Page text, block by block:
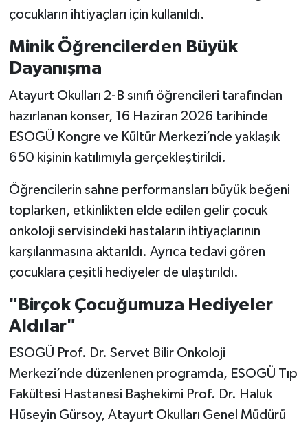
çocukların ihtiyaçları için kullanıldı.
Minik Öğrencilerden Büyük
Dayanışma
Atayurt Okulları 2-B sınıfı öğrencileri tarafından
hazırlanan konser, 16 Haziran 2026 tarihinde
ESOGÜ Kongre ve Kültür Merkezi’nde yaklaşık
650 kişinin katılımıyla gerçekleştirildi.
Öğrencilerin sahne performansları büyük beğeni
toplarken, etkinlikten elde edilen gelir çocuk
onkoloji servisindeki hastaların ihtiyaçlarının
karşılanmasına aktarıldı. Ayrıca tedavi gören
çocuklara çeşitli hediyeler de ulaştırıldı.
"Birçok Çocuğumuza Hediyeler
Aldılar"
ESOGÜ Prof. Dr. Servet Bilir Onkoloji
Merkezi’nde düzenlenen programda, ESOGÜ Tıp
Fakültesi Hastanesi Başhekimi Prof. Dr. Haluk
Hüseyin Gürsoy, Atayurt Okulları Genel Müdürü